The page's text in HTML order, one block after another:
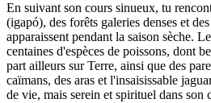
En suivant son cours sinueux, tu
(igapó), des forêts galeries denses et
apparaissent pendant la saison sèche.
centaines d'espèces de poissons, dont
part ailleurs sur Terre, ainsi que des
caïmans, des aras et l'insaisissable
de vie, mais serein et spirituel dans son